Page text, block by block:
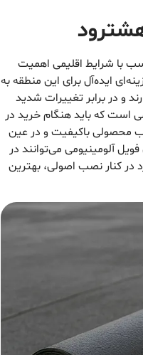
با شرایط اقلیمی اهمیت
ایده‌آل برای این منطقه به
و در برابر تغییرات شدید
است که باید هنگام خرید در
محصولی باکیفیت و در عین
آلومینیومی می‌توانند در
در کنار نصب اصولی، بهترین